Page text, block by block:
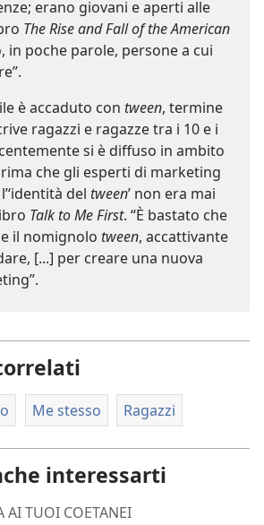
erano giovani e aperti alle
The Rise and Fall of the American
in poche parole, persone a cui
è accaduto con tween, termine
ragazzi e ragazze tra i 10 e i
si è diffuso in ambito
che gli esperti di marketing
del tween’ non era mai
Talk to Me First. “È bastato che
il nomignolo tween, accattivante
[...] per creare una nuova
Me stesso Ragazzi
interessarti
AI TUOI COETANEI